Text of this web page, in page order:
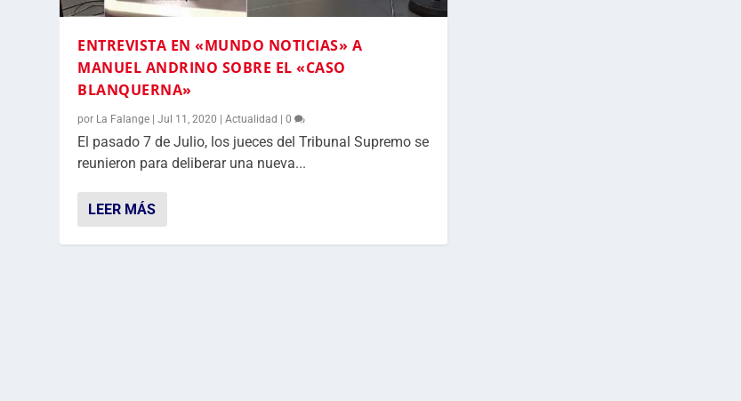
ENTREVISTA EN «MUNDO NOTICIAS» A
MANUEL ANDRINO SOBRE EL «CASO
BLANQUERNA»
por La Falange |Jul 11, 2020 |Actualidad |0
El pasado 7 de Julio, los jueces del Tribunal Supremo se
reunieron para deliberar una nueva...
LEER MÁS